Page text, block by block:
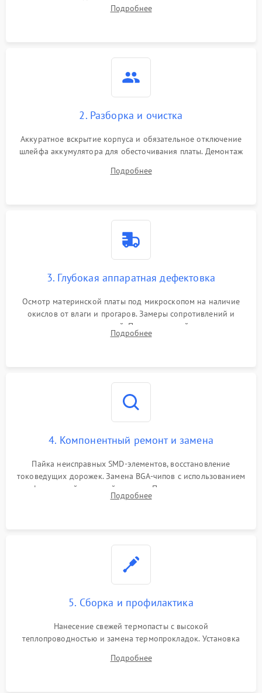
лабораторного блока питания для локализации проблемы.
Подробнее
2. Разборка и очистка
Аккуратное вскрытие корпуса и обязательное отключение
шлейфа аккумулятора для обесточивания платы. Демонтаж
высохшей термопасты с кристаллов чипов.
Подробнее
3. Глубокая аппаратная дефектовка
Осмотр материнской платы под микроскопом на наличие
окислов от влаги и прогаров. Замеры сопротивлений и
дежурных напряжений. Проверка цепей питания,
мультиконтроллера, процессора и видеочипа.
Подробнее
4. Компонентный ремонт и замена
Пайка неисправных SMD-элементов, восстановление
токоведущих дорожек. Замена BGA-чипов с использованием
инфракрасной паяльной станции. Прошивка микросхемы
BIOS или замена поврежденных портов USB
Подробнее
5. Сборка и профилактика
Нанесение свежей термопасты с высокой
теплопроводностью и замена термопрокладок. Установка
шлейфов, модулей памяти и накопителей. Предварительная
Подробнее